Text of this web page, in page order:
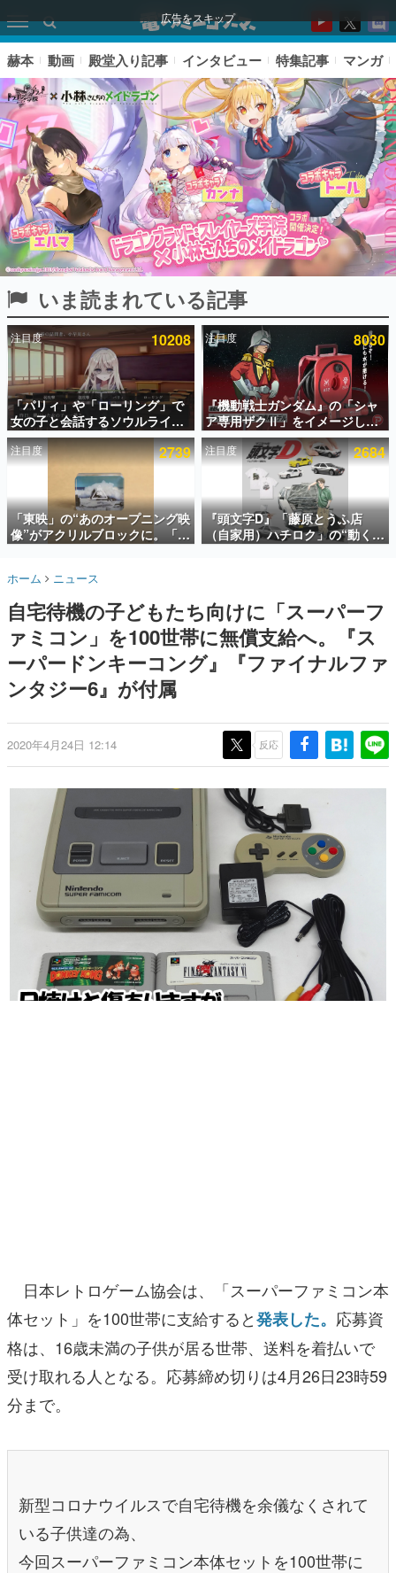
広告をスキップ
ピックアップ
電ファミのいま読まれている記事ランキング
アプリセール情報
インタビュー
連載・特集一覧
殿堂入り記事
SNS拡散数が数千以上！ ページビュー数万以上！ などな
ど。多くの人々に読まれた、電ファミ渾身の“殿堂入り”記
事をまとめました。
名作ゲームクリエイターの方々に製作時のエピソードをお
きます。
赫本
この物語を解いてはいけない。『赫本』は、〈試験問題〉
の形をした短編ホラー小説集です。
これからのデジタルゲーム市場を担う若きクリエイター達
の姿を追い、彼らのルーツと情熱を探っていきます。
ゲームに多大な影響を受けた作家さんに取材し、ゲームが
日本のコンテンツ産業やカルチャーに与えた影響を探る企
画です。
日本モバイルゲーム産業史
日本のモバイルゲーム史における主要なトピック・タイト
ルを網羅するほか、開発者へのインタビューや識者による
解説を掲載。約20年の歴史が一望できる決定版！
若ゲのいたり〜ゲームクリエイターの青春〜
『うつヌケ』『ペンと箸』等で知られるマンガ家・田中圭
一先生によるゲーム業界レポートマンガです。
なんでゲームは面白い？
アプリレビュー
その他
電ファミニコゲーマーとは？
運営：株式会社マレ
赫本 動画 殿堂入り記事 インタビュー 特集記事 マンガ
いま読まれている記事
注目度 10208
「パリィ」や「ローリング」で
女の子と会話するソウルライク
恋愛ゲーム『小早川さんはソウ
ルライク』無料公開。返事に失
敗すると「YOU DIED」
注目度 8030
『機動戦士ガンダム』の「シャ
ア専用ザクⅡ」をイメージした
散水ホースリールが予約開始。
本体にはシャアのパーソナルマ
ークやジオン公国軍のエンブレ
ム、型式番号などを配置
注目度 2739
「東映」の“あのオープニング映
像”がアクリルブロックに。「東
映ヒストリカル グッズコレクシ
注目度 2684
『頭文字D』「藤原とうふ店
（自家用）ハチロク」の“動くテ
ィッシュケース”が買えるポップ
ら8月20日までの期間限定で開
催予定
ホーム ニュース
自宅待機の子どもたち向けに「スーパーフ
ァミコン」を100世帯に無償支給へ。『ス
ーパードンキーコング』『ファイナルファ
ンタジー6』が付属
2020年4月24日 12:14 反応
日本レトロゲーム協会は、「スーパーファミコン本
体セット」を100世帯に支給すると発表した。 応募資
格は、16歳未満の子供が居る世帯、送料を着払いで
受け取れる人となる。応募締め切りは4月26日23時59
分まで。
新型コロナウイルスで自宅待機を余儀なくされて
いる子供達の為、
今回スーパーファミコン本体セットを100世帯に